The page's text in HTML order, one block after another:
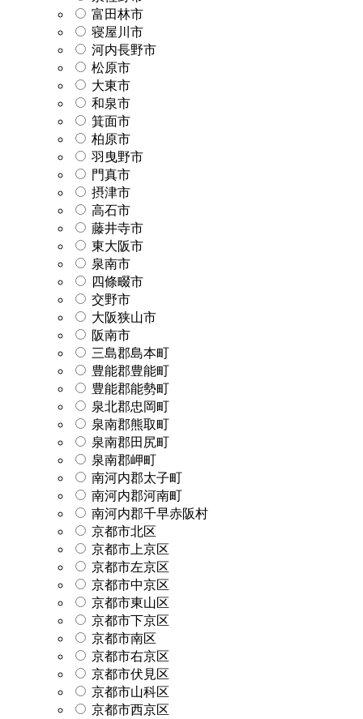
富田林市
寝屋川市
河内長野市
松原市
大東市
和泉市
箕面市
柏原市
羽曳野市
門真市
摂津市
高石市
藤井寺市
東大阪市
泉南市
四條畷市
交野市
大阪狭山市
阪南市
三島郡島本町
豊能郡豊能町
豊能郡能勢町
泉北郡忠岡町
泉南郡熊取町
泉南郡田尻町
泉南郡岬町
南河内郡太子町
南河内郡河南町
南河内郡千早赤阪村
京都市北区
京都市上京区
京都市左京区
京都市中京区
京都市東山区
京都市下京区
京都市南区
京都市右京区
京都市伏見区
京都市山科区
京都市西京区